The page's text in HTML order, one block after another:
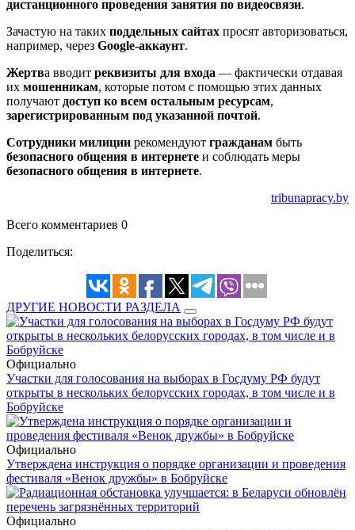
дистанционного проведения занятия по видеосвязи.
Зачастую на таких поддельных сайтах просят авторизоваться,
например, через Google-аккаунт.
Жертва вводит реквизиты для входа — фактически отдавая
их мошенникам, которые потом с помощью этих данных
получают доступ ко всем остальным ресурсам,
зарегистрированным под указанной почтой.
Сотрудники милиции рекомендуют гражданам быть
безопасного общения в интернете и соблюдать меры
безопасного общения в интернете.
tribunapracy.by
Всего комментариев 0
Поделиться:
ДРУГИЕ НОВОСТИ РАЗДЕЛА
Официально
Участки для голосования на выборах в Госдуму РФ будут
открыты в нескольких белорусских городах, в том числе и в
Бобруйске
Официально
Утверждена инструкция о порядке организации и проведения
фестиваля «Венок дружбы» в Бобруйске
Официально